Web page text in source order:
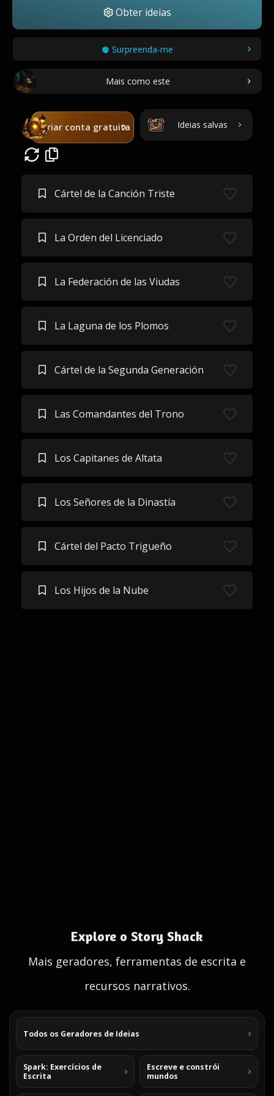
Obter ideias
Surpreenda-me
Mais como este
Criar conta gratuita Ideias salvas
Cártel de la Canción Triste
La Orden del Licenciado
La Federación de las Viudas
La Laguna de los Plomos
Cártel de la Segunda Generación
Las Comandantes del Trono
Los Capitanes de Altata
Los Señores de la Dinastía
Cártel del Pacto Trigueño
Los Hijos de la Nube
Explore o Story Shack
Mais geradores, ferramentas de escrita e
recursos narrativos.
Todos os Geradores de Ideias
Spark: Exercícios de
Escrita
Escreve e constrói
mundos